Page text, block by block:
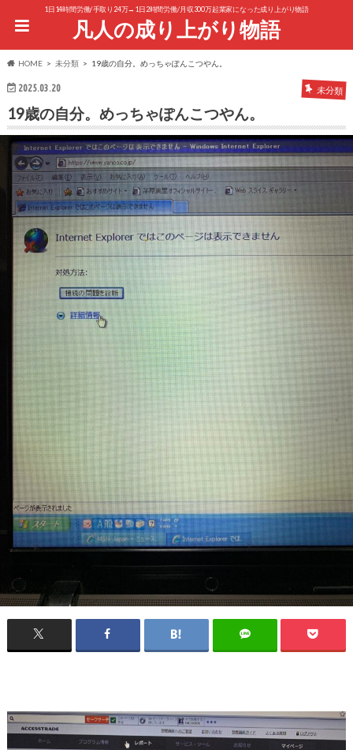
1日14時間労働/手取り24万→1日2時間労働/月収300万起業家になった成り上がり物語
凡人の成り上がり物語
HOME 未分類 19歳の自分。めっちゃぽんこつやん。
2025.03.20 未分類
19歳の自分。めっちゃぽんこつやん。